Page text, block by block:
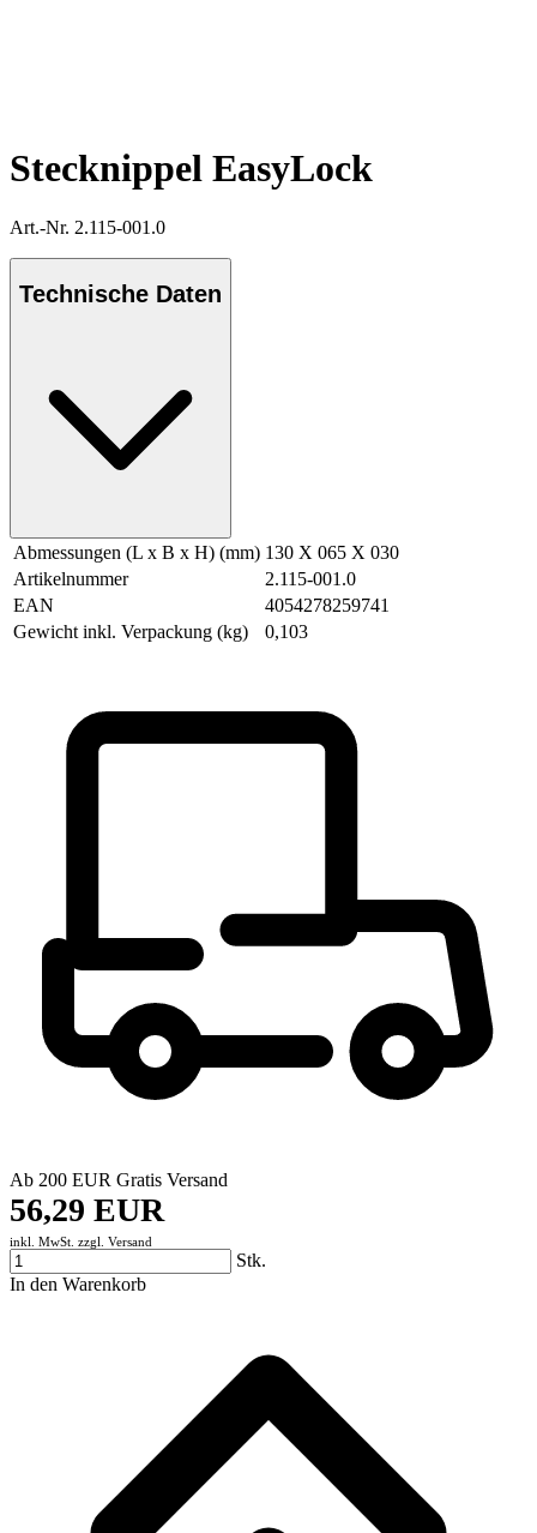
Stecknippel EasyLock
Art.-Nr. 2.115-001.0
Technische Daten
Abmessungen (L x B x H) (mm) 130 X 065 X 030
Artikelnummer
2.115-001.0
EAN
4054278259741
Gewicht inkl. Verpackung (kg)
0,103
Ab 200 EUR Gratis Versand
56,29 EUR
inkl. MwSt. zzgl. Versand
Stk.
In den Warenkorb